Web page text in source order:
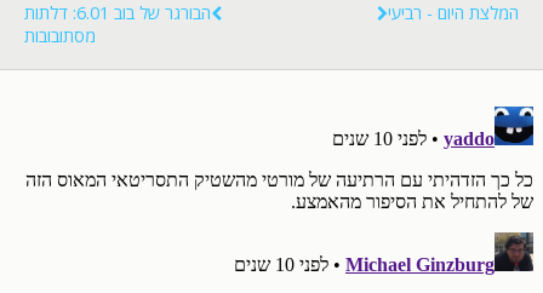
הבורגר של בוב 6.01: דלתות
מסתובובות
המלצת היום - רביעי